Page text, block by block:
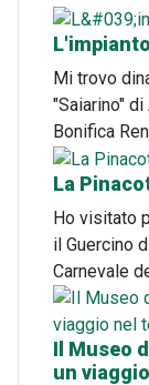
Mi trovo
"Saiarino"
Bonifica
La
Ho visitato
il Guercino
Carnevale
Il Museo
un